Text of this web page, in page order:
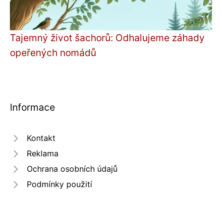
Tajemný život šachorů: Odhalujeme záhady
opeřených nomádů
Informace
Kontakt
Reklama
Ochrana osobních údajů
Podmínky použití